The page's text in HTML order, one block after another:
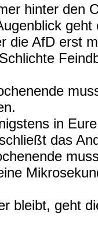
hinter den
die AfD erst
in
das
bleibt, geht